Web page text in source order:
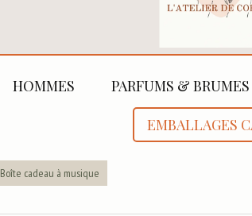
HOMMES PARFUMS & BRUMES
EMBALLAGES
Boîte cadeau à musique